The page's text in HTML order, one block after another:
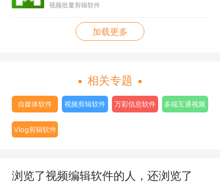
视频批量剪辑软件
加载更多
相关专题
自媒体软件 视频剪辑软件 万彩信息软件 多端互通视频剪
Vlog剪辑软件
浏览了视频编辑软件的人，还浏览了